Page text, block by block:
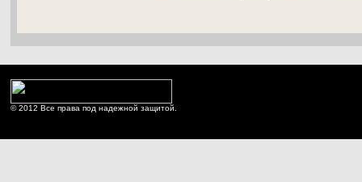
© 2012 Все права под надежной защитой.